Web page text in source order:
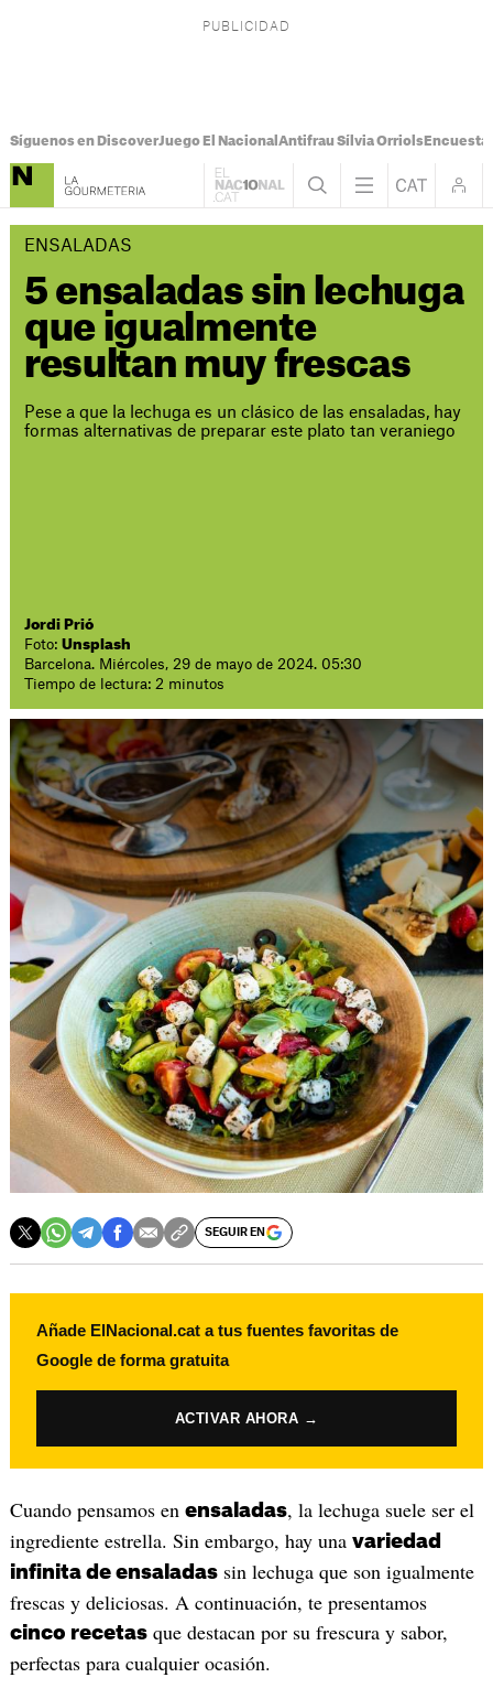
Síguenos en DiscoverJuego El Nacional Antifrau Sílvia OrriolsEncuesta
ENSALADAS
5 ensaladas sin lechuga
que igualmente
resultan muy frescas
Pese a que la lechuga es un clásico de las ensaladas, hay
formas alternativas de preparar este plato tan veraniego
Jordi Prió
Foto:Unsplash
Barcelona. Miércoles, 29 de mayo de 2024. 05:30
Tiempo de lectura: 2 minutos
SEGUIR EN
Añade ElNacional.cat a tus fuentes favoritas de
Google de forma gratuita
ACTIVAR AHORA →
Cuando pensamos en ensaladas, la lechuga suele ser el
ingrediente estrella. Sin embargo, hay una variedad
infinita de ensaladassin lechuga que son igualmente
frescas y deliciosas. A continuación, te presentamos
cinco recetasque destacan por su frescura y sabor,
perfectas para cualquier ocasión.